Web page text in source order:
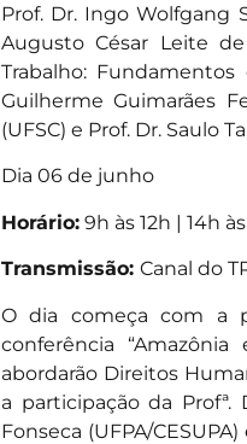
Prof. Dr. Ingo Wolfgang
Augusto César Leite
Trabalho:
Guilherme Guimarães
(UFSC) e Prof. Dr. Saulo
Dia 06 de junho
Horário:9h às 12h | 14h
Transmissão: Canal do
O dia começa com a
conferência
abordarão Direitos
a participação da Profª.
Fonseca (UFPA/